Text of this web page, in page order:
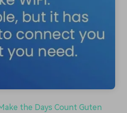
the Days Count Guten